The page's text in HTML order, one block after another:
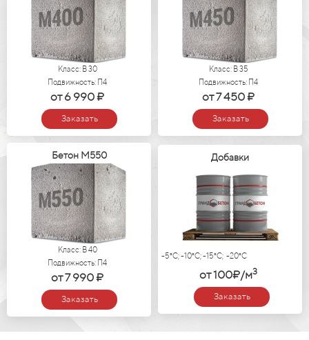
Класс: В 30
Подвижность: П4
от 6 990 ₽
Заказать
Класс: В 35
Подвижность: П4
от 7 450 ₽
Заказать
Бетон М550
Класс: В 40
Подвижность: П4
от 7 990 ₽
Заказать
Добавки
-5°C; -10°C; -15°C; -20°C
от 100₽/м3
Заказать